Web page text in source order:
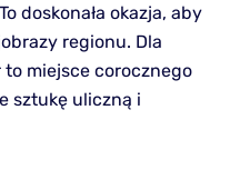
doskonała okazja, aby
regionu. Dla
to miejsce corocznego
sztukę uliczną i